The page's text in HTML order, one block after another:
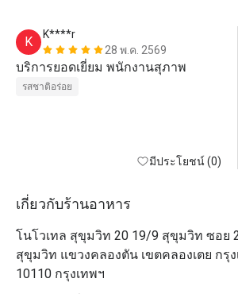
K
K****r
28 พ.ค. 2569
บริการยอดเยี่ยม พนักงานสุภาพ
รสชาติอร่อย
มีประโยชน์ (0)
เกี่ยวกับร้านอาหาร
โนโวเทล สุขุมวิท 20 19/9 สุขุมวิท ซอย
สุขุมวิท แขวงคลองตัน เขตคลองเตย กรุง
10110 กรุงเทพฯ